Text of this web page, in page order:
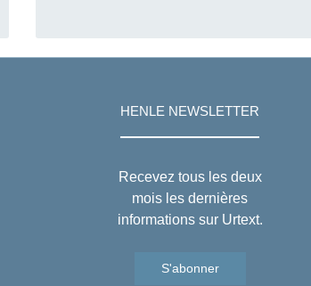
HENLE NEWSLETTER
Recevez tous les deux
mois les dernières
informations sur Urtext.
S'abonner